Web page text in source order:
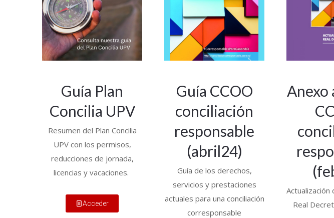
Guía Plan
Concilia UPV
Resumen del Plan Concilia
UPV con los permisos,
reducciones de jornada,
licencias y vacaciones.
Acceder
Guía CCOO
conciliación
responsable
(abril24)
Guía de los derechos,
servicios y prestaciones
actuales para una conciliación
corresponsable
Anexo
Actualización
Real